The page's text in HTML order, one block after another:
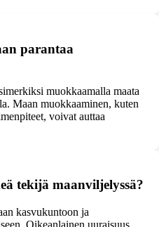
parantaa
muokkaamalla maata
Maan muokkaaminen, kuten
voivat auttaa
tekijä maanviljelyssä?
kasvukuntoon ja
Oikeanlainen uuraisuus